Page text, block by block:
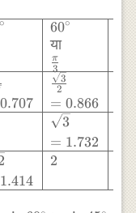
∘
0.707
1.414
60∘
या
3
π
2
3
= 0.866
3
= 1.732
2